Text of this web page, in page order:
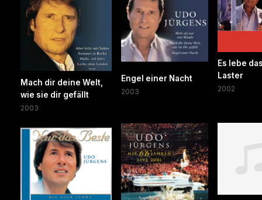
Mach dir deine Welt,
wie sie dir gefällt
2003
Engel einer Nacht
2003
Es lebe
Laster
2002